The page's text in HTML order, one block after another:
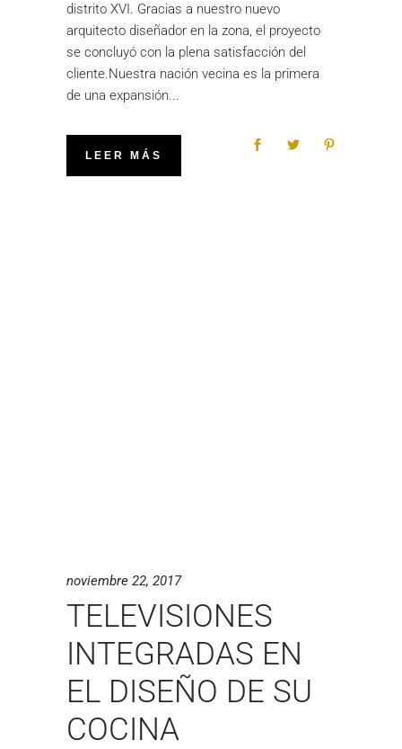
distrito XVI. Gracias a nuestro nuevo
arquitecto diseñador en la zona, el proyecto
se concluyó con la plena satisfacción del
cliente.Nuestra nación vecina es la primera
de una expansión
LEER MÁS
noviembre 22, 2017
TELEVISIONES
INTEGRADAS EN
EL DISEÑO DE SU
COCINA